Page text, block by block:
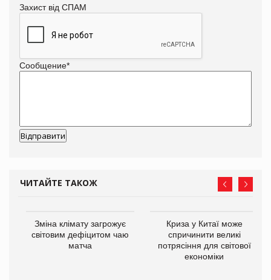
Захист від СПАМ
Сообщение*
ЧИТАЙТЕ ТАКОЖ
Зміна клімату загрожує
світовим дефіцитом чаю
матча
Криза у Китаї може
спричинити великі
потрясіння для світової
економіки